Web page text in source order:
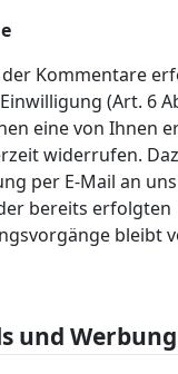
Kommentare
(Art. 6
eine von Ihnen
widerrufen.
per E-Mail an
bereits erfolgten
bleibt
und Werbung